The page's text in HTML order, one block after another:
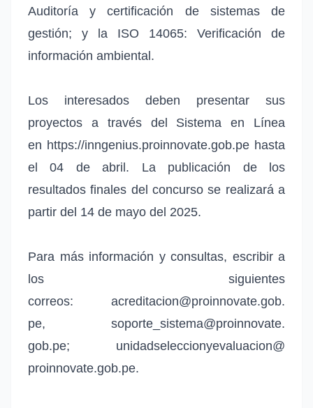
Auditoría y certificación de sistemas de
gestión; y la ISO 14065: Verificación de
información ambiental.
Los interesados deben presentar sus
proyectos a través del Sistema en Línea
en https://inngenius.proinnovate.gob.pe hasta
el 04 de abril. La publicación de los
resultados finales del concurso se realizará a
partir del 14 de mayo del 2025.
Para más información y consultas, escribir a
los siguientes
correos: acreditacion@proinnovate.gob.
pe, soporte_sistema@proinnovate.
gob.pe; unidadseleccionyevaluacion@
proinnovate.gob.pe.